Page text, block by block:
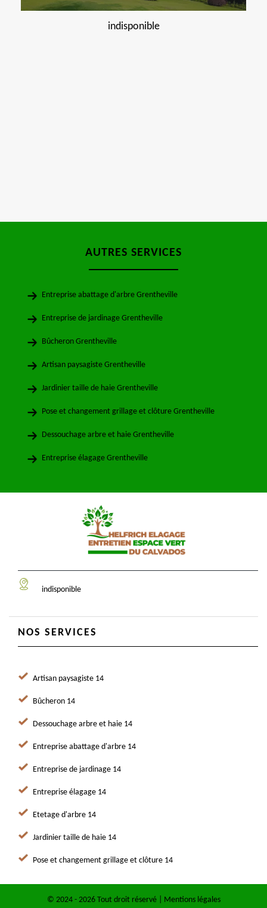
indisponible
AUTRES SERVICES
Entreprise abattage d'arbre Grentheville
Entreprise de jardinage Grentheville
Bûcheron Grentheville
Artisan paysagiste Grentheville
Jardinier taille de haie Grentheville
Pose et changement grillage et clôture Grentheville
Dessouchage arbre et haie Grentheville
Entreprise élagage Grentheville
indisponible
NOS SERVICES
Artisan paysagiste 14
Bûcheron 14
Dessouchage arbre et haie 14
Entreprise abattage d'arbre 14
Entreprise de jardinage 14
Entreprise élagage 14
Etetage d'arbre 14
Jardinier taille de haie 14
Pose et changement grillage et clôture 14
© 2024 - 2026 Tout droit réservé | Mentions légales